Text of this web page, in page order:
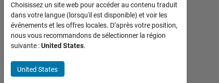
Javier
Valdes
Last
plus
d'un
Choisissez un site web pour accéder au contenu traduit
dans votre langue (lorsqu'il est disponible) et voir les
événements et les offres locales. D’après votre position,
nous vous recommandons de sélectionner la région
suivante :United States.
United States